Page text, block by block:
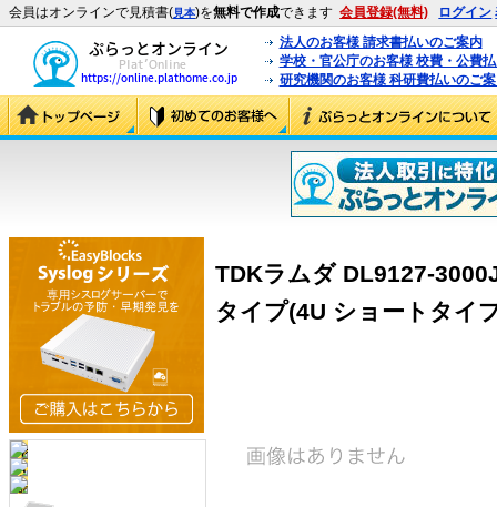
会員はオンラインで見積書(見本)を無料で作成できます 会員登録(無料) ログイン
法人のお客様 請求書払いのご案内
学校・官公庁のお客様 校費・公費
研究機関のお客様 科研費払いのご
TDKラムダ DL9127-
タイプ(4U ショートタイ